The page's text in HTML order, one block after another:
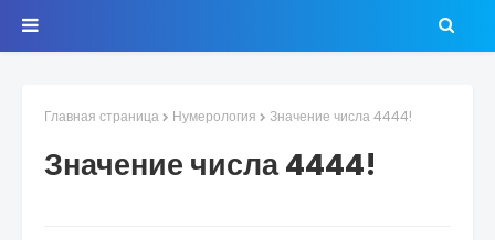
Главная страница Нумерология Значение числа 4444!
Значение числа 4444!